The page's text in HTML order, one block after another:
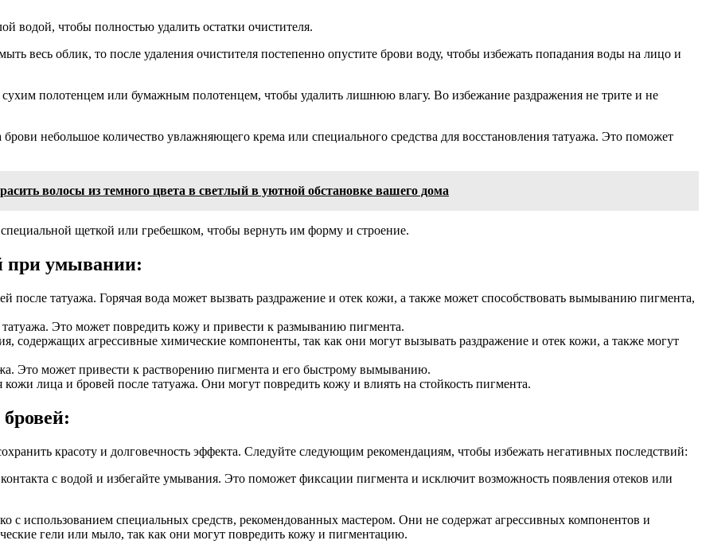
водой, чтобы полностью удалить остатки очистителя.
весь облик, то после удаления очистителя постепенно опустите брови воду, чтобы избежать попадания воды на лицо и
полотенцем или бумажным полотенцем, чтобы удалить лишнюю влагу. Во избежание раздражения не трите и не
небольшое количество увлажняющего крема или специального средства для восстановления татуажа. Это поможет
волосы из темного цвета в светлый в уютной обстановке вашего дома
щеткой или гребешком, чтобы вернуть им форму и строение.
при умывании:
после татуажа. Горячая вода может вызвать раздражение и отек кожи, а также может способствовать вымыванию пигмента,
Это может повредить кожу и привести к размыванию пигмента.
содержащих агрессивные химические компоненты, так как они могут вызывать раздражение и отек кожи, а также могут
Это может привести к растворению пигмента и его быстрому вымыванию.
лица и бровей после татуажа. Они могут повредить кожу и влиять на стойкость пигмента.
красоту и долговечность эффекта. Следуйте следующим рекомендациям, чтобы избежать негативных последствий:
с водой и избегайте умывания. Это поможет фиксации пигмента и исключит возможность появления отеков или
с использованием специальных средств, рекомендованных мастером. Они не содержат агрессивных компонентов и
гели или мыло, так как они могут повредить кожу и пигментацию.